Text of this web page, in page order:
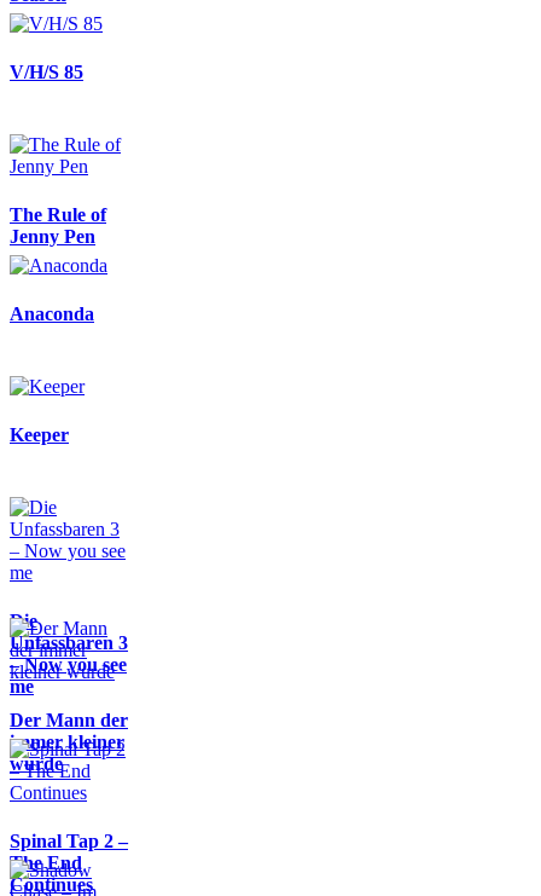
V/H/S 85
The Rule of
Jenny Pen
Anaconda
Keeper
Die
Unfassbaren 3
– Now you see
me
Der Mann der
immer kleiner
wurde
Spinal Tap 2 –
The End
Continues